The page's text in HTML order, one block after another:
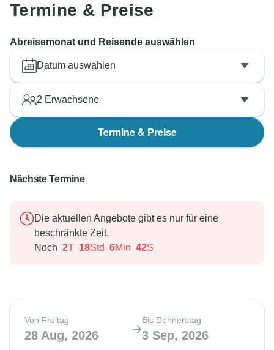
Termine & Preise
Abreisemonat und Reisende auswählen
Datum auswählen
2 Erwachsene
Termine & Preise
Nächste Termine
Die aktuellen Angebote gibt es nur für eine
beschränkte Zeit.
Noch 2T 18Std 6Min 41S
Von Freitag
28 Aug, 2026
Bis Donnerstag
3 Sep, 2026